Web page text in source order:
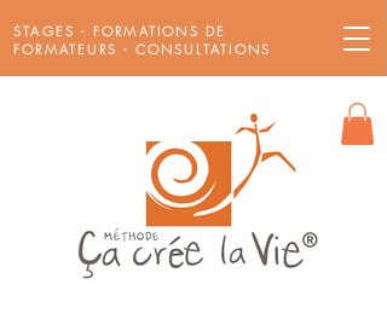
STAGES - FORMATIONS DE
FORMATEURS - CONSULTATIONS